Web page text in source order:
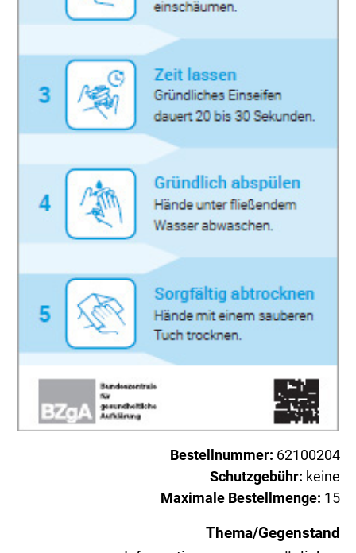
Bestellnummer: 62100204
Schutzgebühr: keine
Maximale Bestellmenge: 15
Thema/Gegenstand